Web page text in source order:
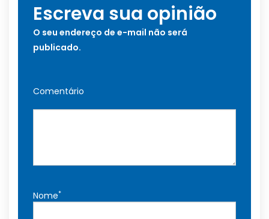
Escreva sua opinião
O seu endereço de e-mail não será
publicado.
Comentário
Nome*